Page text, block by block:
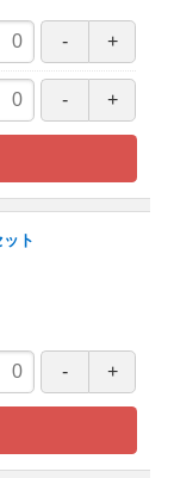
ト